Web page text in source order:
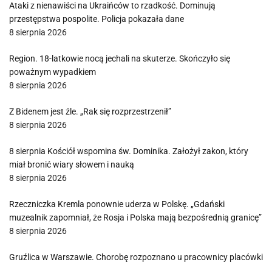
Ataki z nienawiści na Ukraińców to rzadkość. Dominują
przestępstwa pospolite. Policja pokazała dane
8 sierpnia 2026
Region. 18-latkowie nocą jechali na skuterze. Skończyło się
poważnym wypadkiem
8 sierpnia 2026
Z Bidenem jest źle. „Rak się rozprzestrzenił”
8 sierpnia 2026
8 sierpnia Kościół wspomina św. Dominika. Założył zakon, który
miał bronić wiary słowem i nauką
8 sierpnia 2026
Rzeczniczka Kremla ponownie uderza w Polskę. „Gdański
muzealnik zapomniał, że Rosja i Polska mają bezpośrednią granicę”
8 sierpnia 2026
Gruźlica w Warszawie. Chorobę rozpoznano u pracownicy placówki